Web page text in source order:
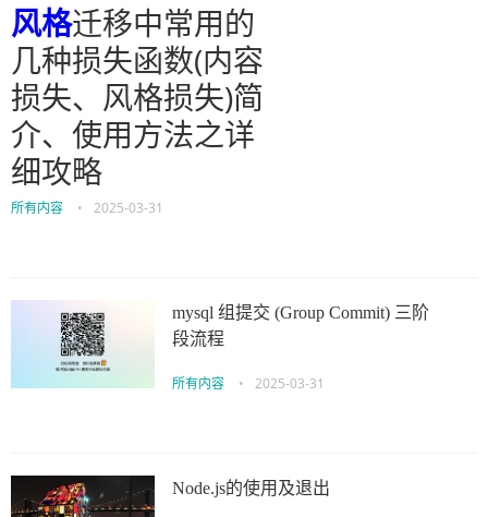
风格迁移中常用的
几种损失函数(内容
损失、风格损失)简
介、使用方法之详
细攻略
所有内容 • 2025-03-31
mysql 组提交 (Group Commit) 三阶
段流程
所有内容 • 2025-03-31
Node.js的使用及退出